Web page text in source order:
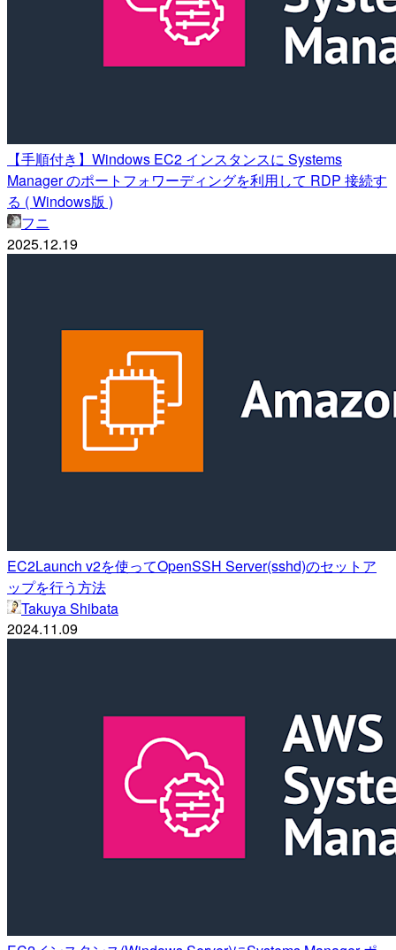
【手順付き】Windows EC2 インスタンスに Systems
Manager のポートフォワーディングを利用して RDP 接続す
る ( Windows版 )
フニ
2025.12.19
EC2Launch v2を使ってOpenSSH Server(sshd)のセットア
ップを行う方法
Takuya Shibata
2024.11.09